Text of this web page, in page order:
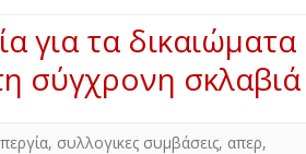
για τα δικαιώματα
σύγχρονη σκλαβιά
, συλλογικες συμβάσεις, απερ,